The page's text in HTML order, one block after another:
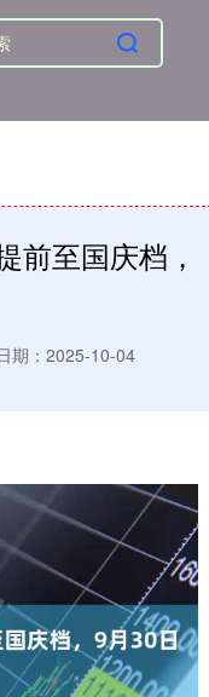
前至国庆档，
期：2025-10-04